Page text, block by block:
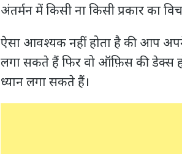
अंतर्मन में किसी ना किसी प्रकार का
ऐसा आवश्यक नहीं होता है की आप
लगा सकते हैं फिर वो ऑफ़िस की डेक्स
ध्यान लगा सकते हैं।